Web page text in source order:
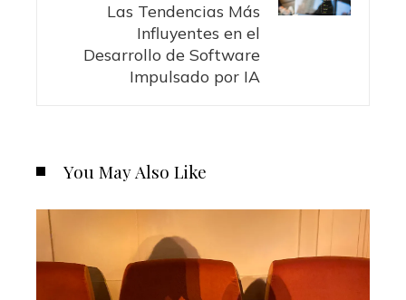
Las Tendencias Más
Influyentes en el
Desarrollo de Software
Impulsado por IA
You May Also Like